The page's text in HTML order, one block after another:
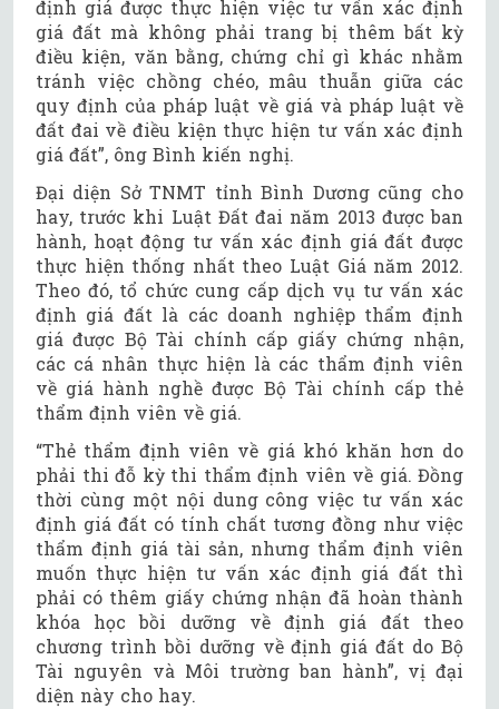
định giá được thực hiện việc tư vấn xác định
giá đất mà không phải trang bị thêm bất kỳ
điều kiện, văn bằng, chứng chỉ gì khác nhằm
tránh việc chồng chéo, mâu thuẫn giữa các
quy định của pháp luật về giá và pháp luật về
đất đai về điều kiện thực hiện tư vấn xác định
giá đất”, ông Bình kiến nghị.
Đại diện Sở TNMT tỉnh Bình Dương cũng cho
hay, trước khi Luật Đất đai năm 2013 được ban
hành, hoạt động tư vấn xác định giá đất được
thực hiện thống nhất theo Luật Giá năm 2012.
Theo đó, tổ chức cung cấp dịch vụ tư vấn xác
định giá đất là các doanh nghiệp thẩm định
giá được Bộ Tài chính cấp giấy chứng nhận,
các cá nhân thực hiện là các thẩm định viên
về giá hành nghề được Bộ Tài chính cấp thẻ
thẩm định viên về giá.
“Thẻ thẩm định viên về giá khó khăn hơn do
phải thi đỗ kỳ thi thẩm định viên về giá. Đồng
thời cùng một nội dung công việc tư vấn xác
định giá đất có tính chất tương đồng như việc
thẩm định giá tài sản, nhưng thẩm định viên
muốn thực hiện tư vấn xác định giá đất thì
phải có thêm giấy chứng nhận đã hoàn thành
khóa học bồi dưỡng về định giá đất theo
chương trình bồi dưỡng về định giá đất do Bộ
Tài nguyên và Môi trường ban hành”, vị đại
diện này cho hay.